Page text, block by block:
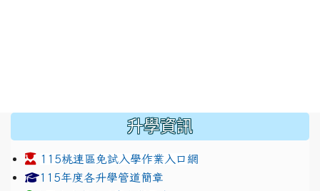
升學資訊
115桃連區免試入學作業入口網
link to https://www.jhjhs.tyc.edu.tw/modules/
115年度各升學管道簡章